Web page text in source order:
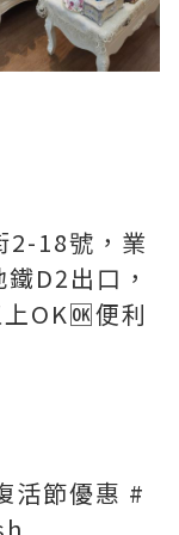
2-18號，業
D2出口，
OK🆗便利
活節優惠 #